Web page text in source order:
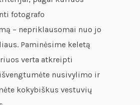
fotografo
– nepriklausomai nuo jo
Paminėsime keletą
verta atkreipti
nusivylimo ir
kokybiškus vestuvių